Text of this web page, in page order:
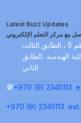
Latest Buzz Updates
مع مركز التعلم الإلكتروني
الهندسة ،الطابق
الثاني
+970 (9) 2345113
+970 (9) 2345113